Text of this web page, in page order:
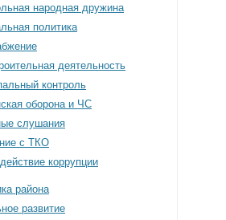
народная дружина
политика
деятельность
контроль
оборона и ЧС
слушания
с ТКО
коррупции
района
развитие